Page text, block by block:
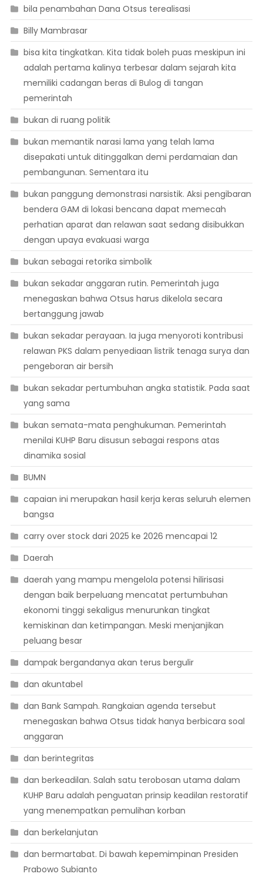
bila penambahan Dana Otsus terealisasi
Billy Mambrasar
bisa kita tingkatkan. Kita tidak boleh puas meskipun ini
adalah pertama kalinya terbesar dalam sejarah kita
memiliki cadangan beras di Bulog di tangan
pemerintah
bukan di ruang politik
bukan memantik narasi lama yang telah lama
disepakati untuk ditinggalkan demi perdamaian dan
pembangunan. Sementara itu
bukan panggung demonstrasi narsistik. Aksi pengibaran
bendera GAM di lokasi bencana dapat memecah
perhatian aparat dan relawan saat sedang disibukkan
dengan upaya evakuasi warga
bukan sebagai retorika simbolik
bukan sekadar anggaran rutin. Pemerintah juga
menegaskan bahwa Otsus harus dikelola secara
bertanggung jawab
bukan sekadar perayaan. Ia juga menyoroti kontribusi
relawan PKS dalam penyediaan listrik tenaga surya dan
pengeboran air bersih
bukan sekadar pertumbuhan angka statistik. Pada saat
yang sama
bukan semata-mata penghukuman. Pemerintah
menilai KUHP Baru disusun sebagai respons atas
dinamika sosial
BUMN
capaian ini merupakan hasil kerja keras seluruh elemen
bangsa
carry over stock dari 2025 ke 2026 mencapai 12
Daerah
daerah yang mampu mengelola potensi hilirisasi
dengan baik berpeluang mencatat pertumbuhan
ekonomi tinggi sekaligus menurunkan tingkat
kemiskinan dan ketimpangan. Meski menjanjikan
peluang besar
dampak bergandanya akan terus bergulir
dan akuntabel
dan Bank Sampah. Rangkaian agenda tersebut
menegaskan bahwa Otsus tidak hanya berbicara soal
anggaran
dan berintegritas
dan berkeadilan. Salah satu terobosan utama dalam
KUHP Baru adalah penguatan prinsip keadilan restoratif
yang menempatkan pemulihan korban
dan berkelanjutan
dan bermartabat. Di bawah kepemimpinan Presiden
Prabowo Subianto